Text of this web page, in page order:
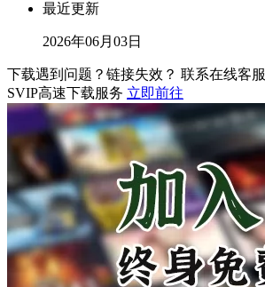
最近更新
2026年06月03日
下载遇到问题？链接失效？ 联系在线客服
SVIP高速下载服务 立即前往